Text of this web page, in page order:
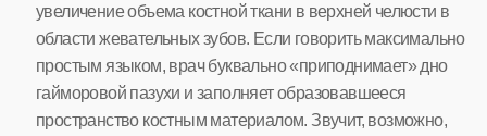
увеличение объема костной ткани в верхней челюсти в
области жевательных зубов. Если говорить максимально
простым языком, врач буквально «приподнимает» дно
гайморовой пазухи и заполняет образовавшееся
пространство костным материалом. Звучит, возможно,